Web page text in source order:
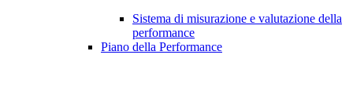
Sistema di misurazione e valutazione della
performance
Piano della Performance